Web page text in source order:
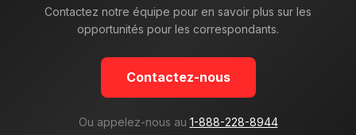
Contactez notre équipe pour en savoir plus sur les
opportunités pour les correspondants.
Contactez-nous
Ou appelez-nous au 1-888-228-8944